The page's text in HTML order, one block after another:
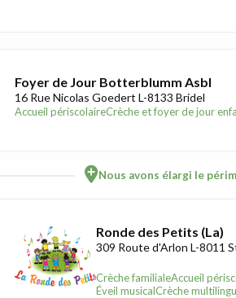
Foyer de Jour Botterblumm Asbl
16 Rue Nicolas Goedert L-8133 Bridel
Accueil périscolaireCrèche et foyer de jour
Nous avons élargi le
Ronde des Petits (La)
309 Route d'Arlon L-8011
Crèche familialeAccueil
Éveil musicalCrèche